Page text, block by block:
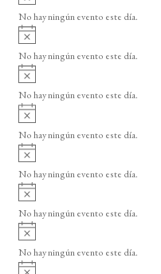
o
v
i
o
No hay ningún evento este día.
A
v
i
o
No hay ningún evento este día.
A
v
i
o
No hay ningún evento este día.
A
v
i
o
No hay ningún evento este día.
A
v
i
o
No hay ningún evento este día.
A
v
i
o
No hay ningún evento este día.
A
v
i
No hay ningún evento este día.
A